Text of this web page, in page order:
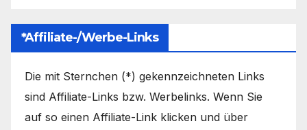
*Affiliate-/Werbe-Links
Die mit Sternchen (*) gekennzeichneten Links
sind Affiliate-Links bzw. Werbelinks. Wenn Sie
auf so einen Affiliate-Link klicken und über